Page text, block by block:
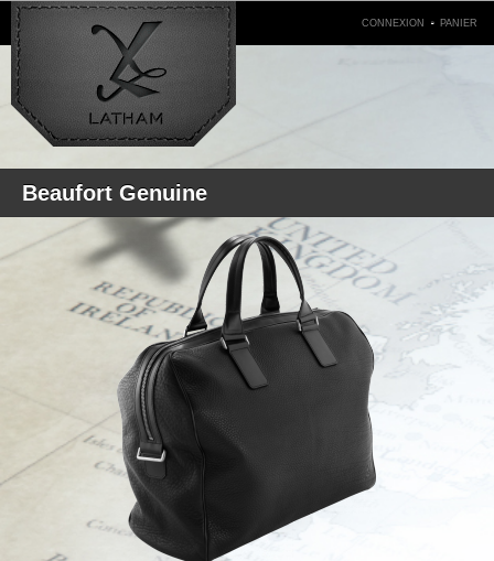
PANIER
.
CONNEXION
Beaufort Genuine